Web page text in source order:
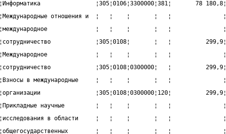
¦Информатика                ¦305¦0106¦3300000¦381¦       78 180,8¦
¦Международные отношения и  ¦   ¦    ¦       ¦   ¦               ¦
¦международное              ¦   ¦    ¦       ¦   ¦               ¦
¦сотрудничество             ¦305¦0108¦       ¦   ¦          299,9¦
¦Международное              ¦   ¦    ¦       ¦   ¦               ¦
¦сотрудничество             ¦305¦0108¦0300000¦   ¦          299,9¦
¦Взносы в международные     ¦   ¦    ¦       ¦   ¦               ¦
¦организации                ¦305¦0108¦0300000¦120¦          299,9¦
¦Прикладные научные         ¦   ¦    ¦       ¦   ¦               ¦
¦исследования в области     ¦   ¦    ¦       ¦   ¦               ¦
¦общегосударственных        ¦   ¦    ¦       ¦   ¦               ¦